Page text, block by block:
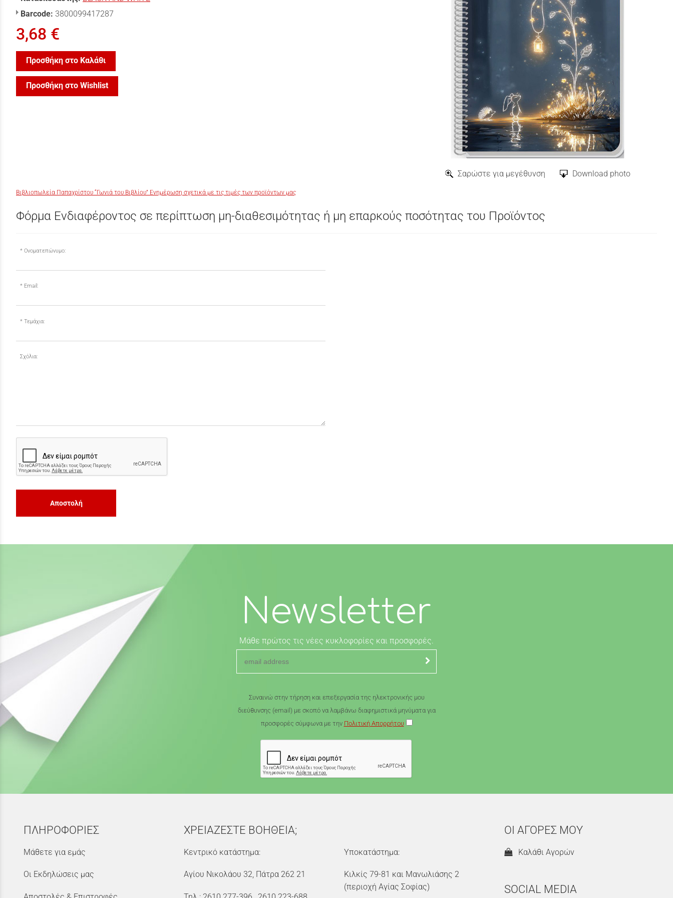
Σαρώστε για μεγέθυνση Download photo
Barcode: 3800099417287
3,68 €
Προσθήκη στο Καλάθι
Προσθήκη στο Wishlist
Βιβλιοπωλεία Παπαχρίστου “Γωνιά του Βιβλίου” Ενημέρωση σχετικά με τις τιμές των προϊόντων μας
Φόρμα Ενδιαφέροντος σε περίπτωση μη-διαθεσιμότητας ή μη επαρκούς ποσότητας του Προϊόντος
Ονοματεπώνυμο:
Email:
Τεμάχια:
Σχόλια:
Αποστολή
Newsletter
Μάθε πρώτος τις νέες κυκλοφορίες και προσφορές.
Συναινώ στην τήρηση και επεξεργασία της ηλεκτρονικής μου
διεύθυνσης (email) με σκοπό να λαμβάνω διαφημιστικά μηνύματα για
προσφορές σύμφωνα με την Πολιτική Απορρήτου
ΠΛΗΡΟΦΟΡΙΕΣ
Μάθετε για εμάς
Οι Εκδηλώσεις μας
ΧΡΕΙΑΖΕΣΤΕ ΒΟΗΘΕΙΑ;
Κεντρικό κατάστημα:
Αγίου Νικολάου 32, Πάτρα 262 21
Υποκατάστημα:
Κιλκίς 79-81 και Μανωλιάσης 2
(περιοχή Αγίας Σοφίας)
ΟΙ ΑΓΟΡΕΣ ΜΟΥ
Καλάθι Αγορών
SOCIAL MEDIA